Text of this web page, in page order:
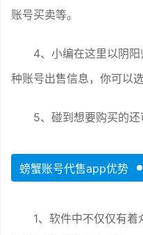
账号买卖等。
4、小编在这里以阴
种账号出售信息，你可以
5、碰到想要购买的还
螃蟹账号代售app优势
1、软件中不仅仅有